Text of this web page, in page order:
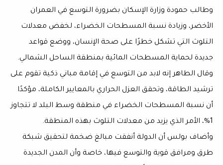
وطالب حمودة وزارة الإسكان بضرورة التوسع في العمران
الأخضر، وزيادة نسبة المسطحات الخضراء، لخفض معدلات
التلوث التي تشكل خطرًا على صحة الإنسان، ووضع قواعد
جديدة لحماية المسطحات المائية بمنطقة الساحل الشمالي.
وقال الطاهر إنه لابد من التوسع في إقامة مباني ذكية تقوم على
ترشيد الطاقة، وتحقق العزل الحراري بالمعايير الكاملة، مؤكدًا
أن نسبة المسطحات الخضراء في منطقة وسط البلد لا تتجاوز
1%، الأمر الذي يزيد من معدلات التلوث بهذه المنطقة.
وأضاف بولس أن الدولة أنفقت مبالغ ضخمة لتحقيق شبكة
طرق ومرافق قوية والتوسع فيها، خاصة وأن المدن الجديدة